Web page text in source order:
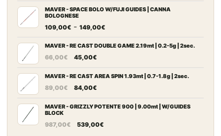
originale
era:
868,00€.
attuale
462,00€.
MAVER - SPACE BOLO W/FUJI GUIDES | CANNA
BOLOGNESE
109,00€ - 149,00€Fascia
prezzo:
a
MAVER - RE CAST DOUBLE GAME 2.19mt | 0.2-5g | 2sec.
66,00€
Il
originale
era:
45,00€Il
attuale
è:
MAVER - RE CAST AREA SPIN 1.93mt | 0.7-1.8g | 2sec.
89,00€
Il
originale
89,00€.
84,00€Il
attuale
84,00€.
MAVER - GRIZZLY POTENTE 900 | 9.00mt | W/GUIDES
BLOCK
987,00€
Il
539,00€Il